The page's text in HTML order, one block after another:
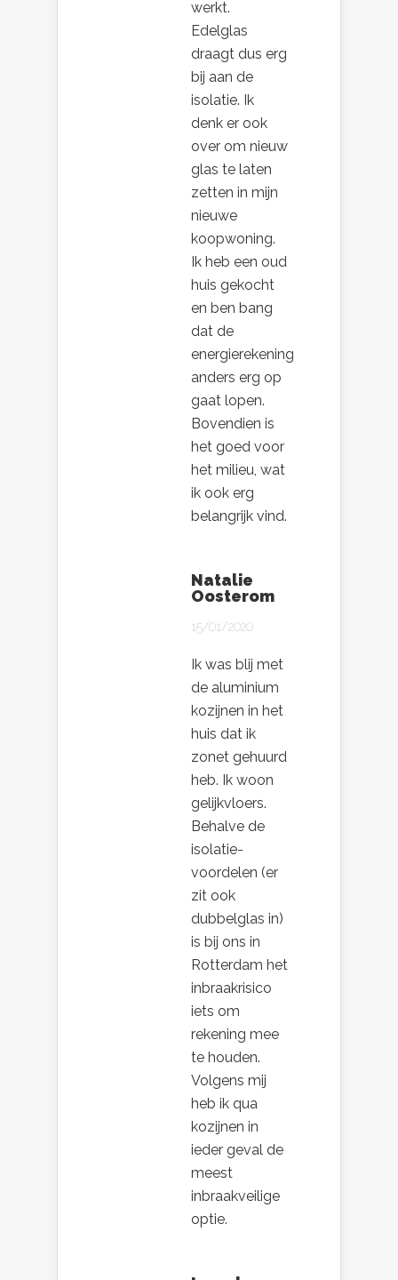
werkt.
Edelglas
draagt dus erg
bij aan de
isolatie. Ik
denk er ook
over om nieuw
glas te laten
zetten in mijn
nieuwe
koopwoning.
Ik heb een oud
huis gekocht
en ben bang
dat de
energierekening
anders erg op
gaat lopen.
Bovendien is
het goed voor
het milieu, wat
ik ook erg
belangrijk vind.
Natalie
Oosterom
15/01/2020
Ik was blij met
de aluminium
kozijnen in het
huis dat ik
zonet gehuurd
heb. Ik woon
gelijkvloers.
Behalve de
isolatie-
voordelen (er
zit ook
dubbelglas in)
is bij ons in
Rotterdam het
inbraakrisico
iets om
rekening mee
te houden.
Volgens mij
heb ik qua
kozijnen in
ieder geval de
meest
inbraakveilige
optie.